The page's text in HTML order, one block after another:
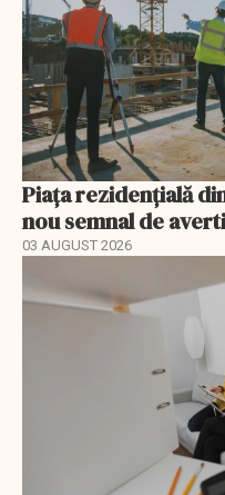
Piața rezidențială
nou semnal de
03 AUGUST 2026